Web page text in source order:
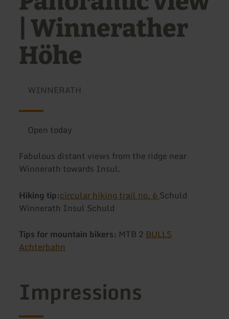
| Winnerather
Höhe
WINNERATH
Open today
Fabulous distant views from the ridge near
Winnerath towards Insul.
Hiking tip:circular hiking trail no. 6 Schuld
Winnerath Insul Schuld
Tips for mountain bikers: MTB 2 BULLS
Achterbahn
Impressions